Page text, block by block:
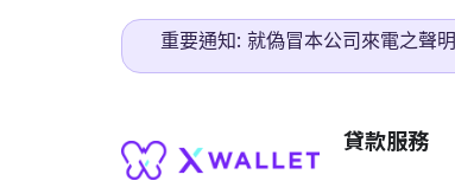
重要通知: 就偽冒本公司來電之聲明
貸款服務